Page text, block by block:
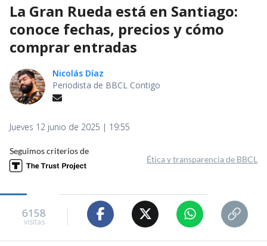
La Gran Rueda está en Santiago:
conoce fechas, precios y cómo
comprar entradas
Nicolás Díaz
Periodista de BBCL Contigo
Jueves 12 junio de 2025 | 19:55
Seguimos criterios de
Ética y transparencia de BBCL
6158
visitas